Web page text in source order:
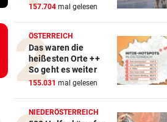
157.704 mal gelesen
ÖSTERREICH
Das waren die
heißesten Orte ++
So geht es weiter
155.031 mal gelesen
NIEDERÖSTERREICH